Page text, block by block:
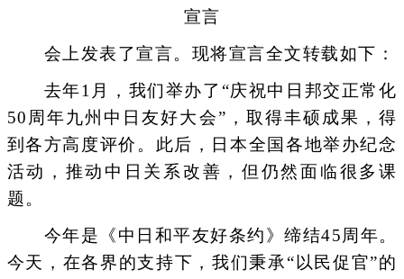
宣言
会上发表了宣言。现将宣言全文转载如下：
去年1月，我们举办了“庆祝中日邦交正常化
50周年九州中日友好大会”，取得丰硕成果，得
到各方高度评价。此后，日本全国各地举办纪念
活动，推动中日关系改善，但仍然面临很多课
题。
今年是《中日和平友好条约》缔结45周年。
今天，在各界的支持下，我们秉承“以民促官”的